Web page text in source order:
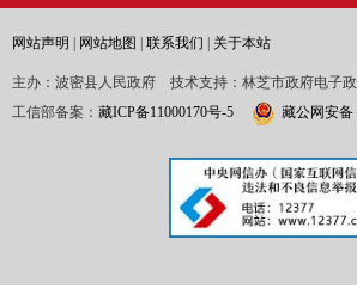
网站声明 网站地图 联系我们 关于本站
主办：波密县人民政府 技术支持：林芝市政府电子
工信部备案： 藏ICP备11000170号-5 藏公网安备